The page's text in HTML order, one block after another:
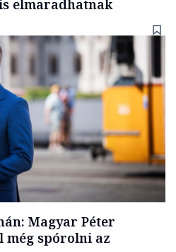
elmaradhatnak
Magyar Péter
még spórolni az